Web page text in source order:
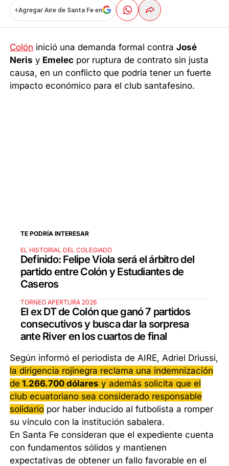
+Agregar Aire de Santa Fe en
Colón inició una demanda formal contraJosé
Neris y Emelec por ruptura de contrato sin justa
causa, en un conflicto que podría tener un fuerte
impacto económico para el club santafesino.
TE PODRÍA INTERESAR
EL HISTORIAL DEL COLEGIADO
Definido: Felipe Viola será el árbitro del
partido entre Colón y Estudiantes de
Caseros
TORNEO APERTURA 2026
El ex DT de Colón que ganó 7 partidos
consecutivos y busca dar la sorpresa
ante River en los cuartos de final
Según informó el periodista de AIRE, Adriel Driussi,
la dirigencia rojinegra reclama una indemnización
de 1.266.700dólares y además solicita que el
club ecuatoriano sea considerado responsable
solidario por haber inducido al futbolista a romper
su vínculo con la institución sabalera.
En Santa Fe consideran que el expediente cuenta
con fundamentos sólidos y mantienen
expectativas de obtener un fallo favorable en el